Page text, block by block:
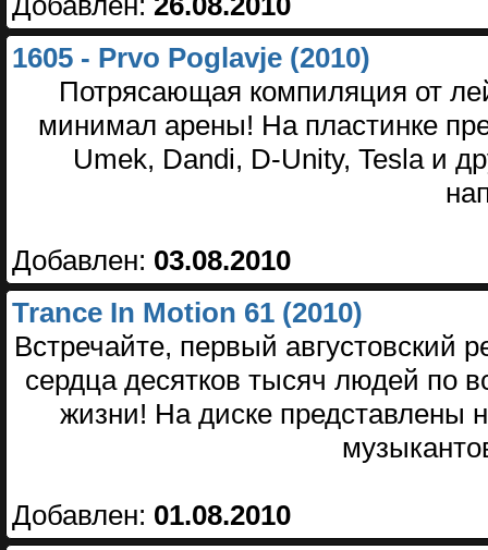
1605 - Prvo Poglavje (2010)
Потрясающая компиляция от
минимал арены! На пластинке
Umek, Dandi, D-Unity, Tesla и
Добавлен: 03.08.2010
Trance In Motion 61 (2010)
Встречайте, первый августовский
сердца десятков тысяч людей по
жизни! На диске представлены
Добавлен: 01.08.2010